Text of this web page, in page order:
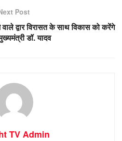
Post
वाले द्वार विरासत के साथ विकास को करेंगे
डॉ. यादव
TV Admin